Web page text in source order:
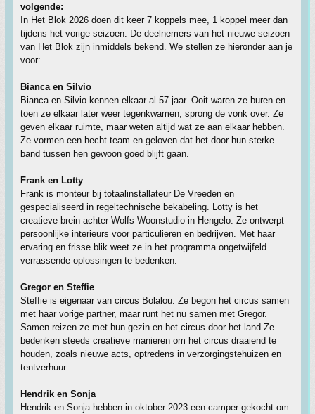
volgende:
In Het Blok 2026 doen dit keer 7 koppels mee, 1 koppel meer dan
tijdens het vorige seizoen. De deelnemers van het nieuwe seizoen
van Het Blok zijn inmiddels bekend. We stellen ze hieronder aan je
voor:
Bianca en Silvio
Bianca en Silvio kennen elkaar al 57 jaar. Ooit waren ze buren en
toen ze elkaar later weer tegenkwamen, sprong de vonk over. Ze
geven elkaar ruimte, maar weten altijd wat ze aan elkaar hebben.
Ze vormen een hecht team en geloven dat het door hun sterke
band tussen hen gewoon goed blijft gaan.
Frank en Lotty
Frank is monteur bij totaalinstallateur De Vreeden en
gespecialiseerd in regeltechnische bekabeling. Lotty is het
creatieve brein achter Wolfs Woonstudio in Hengelo. Ze ontwerpt
persoonlijke interieurs voor particulieren en bedrijven. Met haar
ervaring en frisse blik weet ze in het programma ongetwijfeld
verrassende oplossingen te bedenken.
Gregor en Steffie
Steffie is eigenaar van circus Bolalou. Ze begon het circus samen
met haar vorige partner, maar runt het nu samen met Gregor.
Samen reizen ze met hun gezin en het circus door het land.Ze
bedenken steeds creatieve manieren om het circus draaiend te
houden, zoals nieuwe acts, optredens in verzorgingstehuizen en
tentverhuur.
Hendrik en Sonja
Hendrik en Sonja hebben in oktober 2023 een camper gekocht om